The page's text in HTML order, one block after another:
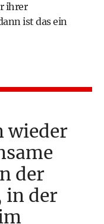
ihrer
ist das ein
wieder
der
in der